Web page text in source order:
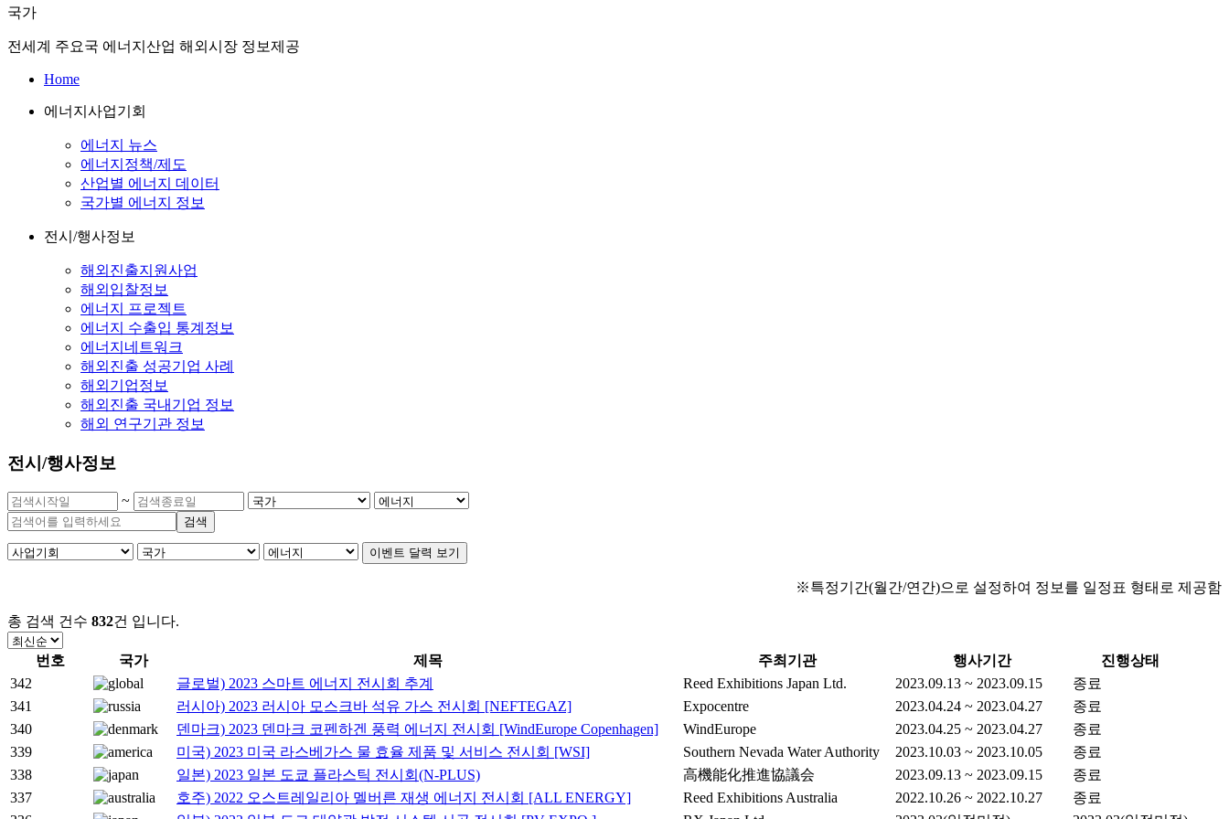
국가
전세계 주요국 에너지산업 해외시장 정보제공
Home
에너지사업기회
에너지 뉴스
에너지정책/제도
산업별 에너지 데이터
국가별 에너지 정보
전시/행사정보
해외진출지원사업
해외입찰정보
에너지 프로젝트
에너지 수출입 통계정보
에너지네트워크
해외진출 성공기업 사례
해외기업정보
해외진출 국내기업 정보
해외 연구기관 정보
전시/행사정보
~
검색
이벤트 달력 보기
※특정기간(월간/연간)으로 설정하여 정보를 일정표 형태로 제공함
총 검색 건수 832건 입니다.
번호 국가 제목 주최기관 행사기간
진행상태
342
글로벌) 2023 스마트 에너지 전시회 추계 Reed Exhibitions Japan Ltd. 2023.09.13 ~ 2023.09.15
종료
341
러시아) 2023 러시아 모스크바 석유 가스 전시회 [NEFTEGAZ] Expocentre 2023.04.24 ~ 2023.04.27
종료
340
덴마크) 2023 덴마크 코펜하겐 풍력 에너지 전시회 [WindEurope Copenhagen] WindEurope 2023.04.25 ~ 2023.04.27
종료
339
미국) 2023 미국 라스베가스 물 효율 제품 및 서비스 전시회 [WSI] Southern Nevada Water Authority 2023.10.03 ~ 2023.10.05
종료
338
일본) 2023 일본 도쿄 플라스틱 전시회(N-PLUS) 高機能化推進協議会 2023.09.13 ~ 2023.09.15
종료
337
호주) 2022 오스트레일리아 멜버른 재생 에너지 전시회 [ALL ENERGY] Reed Exhibitions Australia 2022.10.26 ~ 2022.10.27
종료